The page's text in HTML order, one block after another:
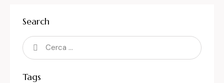
Search
Tags